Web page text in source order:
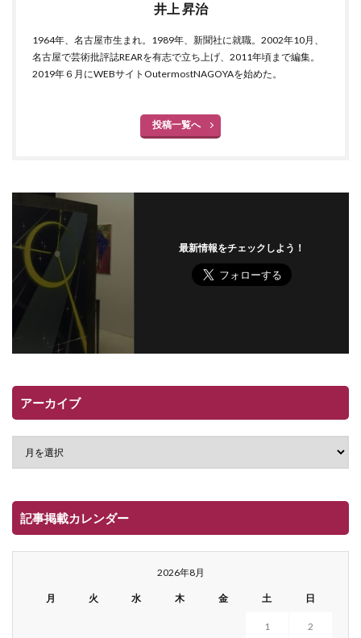
井上 昇治
1964年、名古屋市生まれ。1989年、新聞社に就職。2002年10月、
名古屋で芸術批評誌REARを有志で立ち上げ、2011年頃まで編集。
2019年６月にWEBサイトOutermostNAGOYAを始めた。
投稿一覧へ
最新情報をチェックしよう！
アーカイブ
記事掲載カレンダー
2026年8月
月 火 水 木 金 土 日
1 2